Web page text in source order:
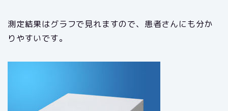
測定結果はグラフで見れますので、患者さんにも分か
りやすいです。